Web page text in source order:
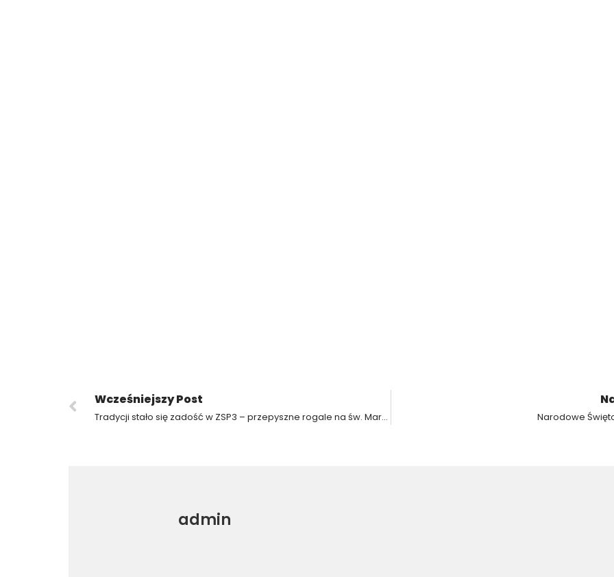
Wcześniejszy Post
Tradycji stało się zadość w ZSP3 – przepyszne rogale na św. Marcina Narodowe
admin